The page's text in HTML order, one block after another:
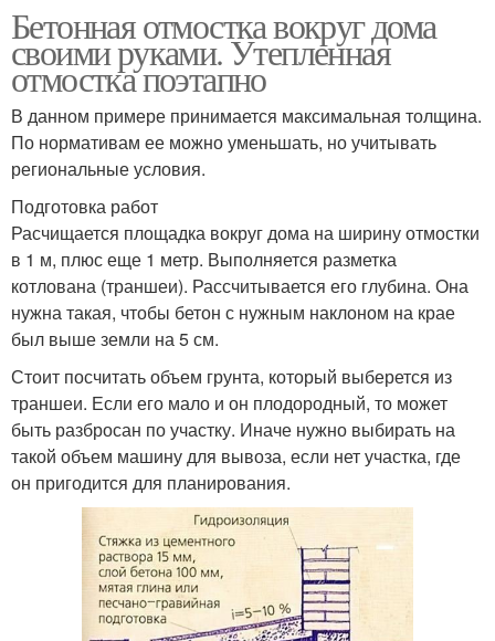
Бетонная отмостка вокруг дома
своими руками. Утепленная
отмостка поэтапно
В данном примере принимается максимальная толщина.
По нормативам ее можно уменьшать, но учитывать
региональные условия.
Подготовка работ
Расчищается площадка вокруг дома на ширину отмостки
в 1 м, плюс еще 1 метр. Выполняется разметка
котлована (траншеи). Рассчитывается его глубина. Она
нужна такая, чтобы бетон с нужным наклоном на крае
был выше земли на 5 см.
Стоит посчитать объем грунта, который выберется из
траншеи. Если его мало и он плодородный, то может
быть разбросан по участку. Иначе нужно выбирать на
такой объем машину для вывоза, если нет участка, где
он пригодится для планирования.